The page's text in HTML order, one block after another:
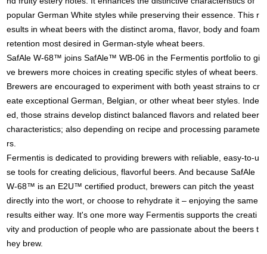
popular German White styles while preserving their essence. This r
esults in wheat beers with the distinct aroma, flavor, body and foam
retention most desired in German-style wheat beers.
SafAle W-68™ joins SafAle™ WB-06 in the Fermentis portfolio to gi
ve brewers more choices in creating specific styles of wheat beers.
Brewers are encouraged to experiment with both yeast strains to cr
eate exceptional German, Belgian, or other wheat beer styles. Inde
ed, those strains develop distinct balanced flavors and related beer
characteristics; also depending on recipe and processing paramete
rs.
Fermentis is dedicated to providing brewers with reliable, easy-to-u
se tools for creating delicious, flavorful beers. And because SafAle
W-68™ is an E2U™ certified product, brewers can pitch the yeast
directly into the wort, or choose to rehydrate it – enjoying the same
results either way. It's one more way Fermentis supports the creati
vity and production of people who are passionate about the beers t
hey brew.